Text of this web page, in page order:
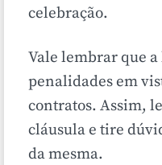
celebração.
Vale lembrar que
penalidades em
contratos. Assim,
cláusula e tire
da mesma.